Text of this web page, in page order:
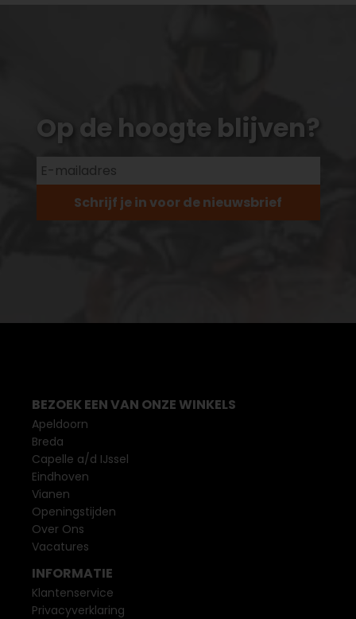
Op de hoogte blijven?
Schrijf je in voor de nieuwsbrief
BEZOEK EEN VAN ONZE WINKELS
Apeldoorn
Breda
Capelle a/d IJssel
Eindhoven
Vianen
Openingstijden
Over Ons
Vacatures
INFORMATIE
Klantenservice
Privacyverklaring